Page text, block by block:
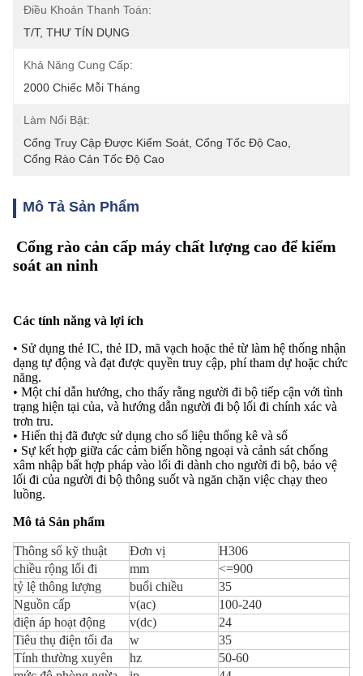
Điều Khoản Thanh Toán:
T/T, THƯ TÍN DỤNG
Khả Năng Cung Cấp:
2000 Chiếc Mỗi Tháng
Làm Nổi Bật:
Cổng Truy Cập Được Kiểm Soát Cổng Tốc Độ Cao
Cổng Rào Cản Tốc Độ Cao
Mô Tả Sản Phẩm
Cổng rào cản cấp máy chất lượng cao để kiểm
soát an ninh
Các tính năng và lợi ích
• Sử dụng thẻ IC, thẻ ID, mã vạch hoặc thẻ từ làm hệ thống nhận
dạng tự động và đạt được quyền truy cập, phí tham dự hoặc chức
năng.
• Một chỉ dẫn hướng, cho thấy rằng người đi bộ tiếp cận với tình
trạng hiện tại của, và hướng dẫn người đi bộ lối đi chính xác và
trơn tru.
• Hiển thị đã được sử dụng cho số liệu thống kê và số
• Sự kết hợp giữa các cảm biến hồng ngoại và cảnh sát chống
xâm nhập bất hợp pháp vào lối đi dành cho người đi bộ, bảo vệ
lối đi của người đi bộ thông suốt và ngăn chặn việc chạy theo
luồng.
Mô tả Sản phẩm
Thông số kỹ thuật Đơn vị
H306
chiều rộng lối đi
mm
<=900
tỷ lệ thông lượng
buổi chiều
35
Nguồn cấp
v(ac)
100-240
điện áp hoạt động
v(dc)
24
Tiêu thụ điện tối đa
w
35
Tính thường xuyên
hz
50-60